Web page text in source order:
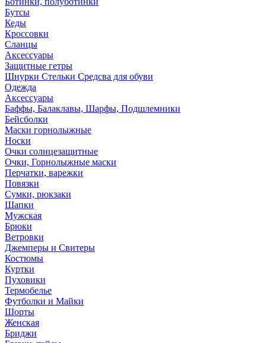
Бутсы
Кеды
Кроссовки
Сланцы
Аксессуары
Защитные гетры
Шнурки Стельки Средсва для обуви
Одежда
Аксессуары
Баффы, Балаклавы, Шарфы, Подшлемники
Бейсболки
Маски горнолыжные
Носки
Очки солнцезащитные
Очки, Горнолыжные маски
Перчатки, варежки
Повязки
Сумки, рюкзаки
Шапки
Мужская
Брюки
Ветровки
Джемперы и Свитеры
Костюмы
Куртки
Пуховики
Термобелье
Футболки и Майки
Шорты
Женская
Бриджи